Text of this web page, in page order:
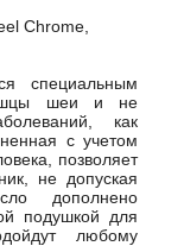
специальным
шеи и не
как
с учетом
позволяет
не допуская
дополнено
подушкой для
любому